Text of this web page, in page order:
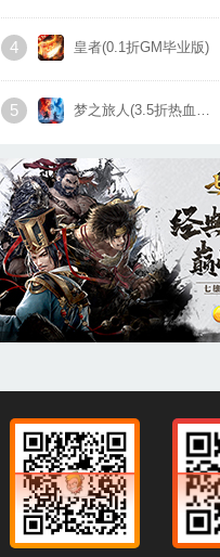
4 皇者(0.1折GM毕业版)
5 梦之旅人(3.5折热血霸业)